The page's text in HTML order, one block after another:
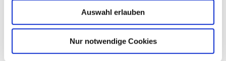
Auswahl erlauben
Nur notwendige Cookies
Zugriffe
Letzter Beitragvonapogon
Sa., 21. Nov 2015 11:10